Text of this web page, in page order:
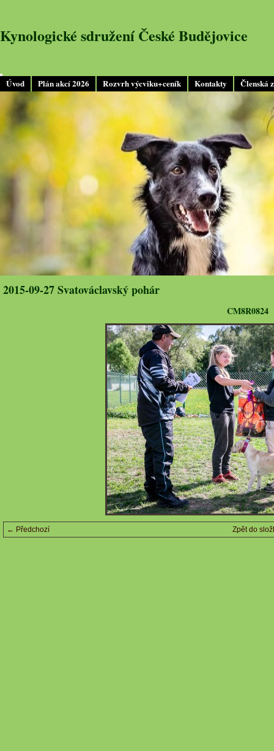
Úvod Plán akcí 2026 Rozvrh výcviku+ceník Kontakty Členská
Kynologické sdružení České Budějovice
2015-09-27 Svatováclavský pohár
CM8R0824
← Předchozí Zpět do